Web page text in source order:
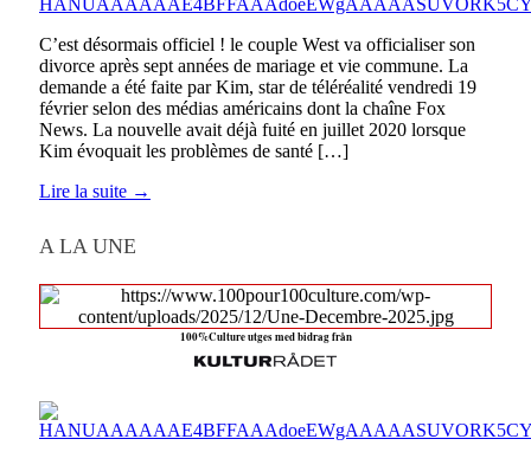
C’est désormais officiel ! le couple West va officialiser son
divorce après sept années de mariage et vie commune. La
demande a été faite par Kim, star de téléréalité vendredi 19
février selon des médias américains dont la chaîne Fox
News. La nouvelle avait déjà fuité en juillet 2020 lorsque
Kim évoquait les problèmes de santé […]
Lire la suite →
A LA UNE
100%Culture utges med bidrag från